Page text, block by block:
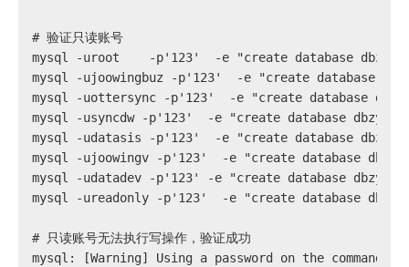
# 验证只读账号
mysql -uroot	-p'123'  -e "create database
mysql -ujoowingbuz -p'123'  -e "create database
mysql -uottersync -p'123'  -e "create database
mysql -usyncdw -p'123'  -e "create database
mysql -udatasis -p'123'  -e "create database
mysql -ujoowingv -p'123'  -e "create database
mysql -udatadev -p'123' -e "create database
mysql -ureadonly -p'123'  -e "create database
# 只读账号无法执行写操作，验证成功
mysql: [Warning] Using a password on the